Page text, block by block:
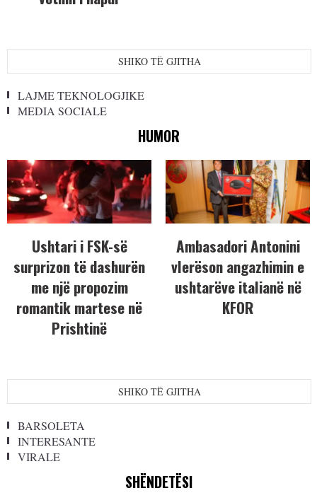
SHIKO TË GJITHA
LAJME TEKNOLOGJIKE
MEDIA SOCIALE
HUMOR
Ushtari i FSK-së
surprizon të dashurën
me një propozim
romantik martese në
Prishtinë
Ambasadori Antonini
vlerëson angazhimin e
ushtarëve italianë në
KFOR
SHIKO TË GJITHA
BARSOLETA
INTERESANTE
VIRALE
SHËNDETËSI